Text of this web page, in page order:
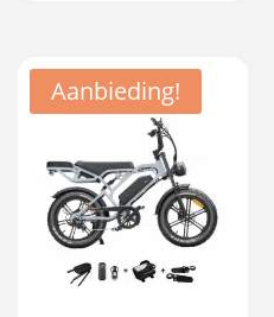
Aanbieding!